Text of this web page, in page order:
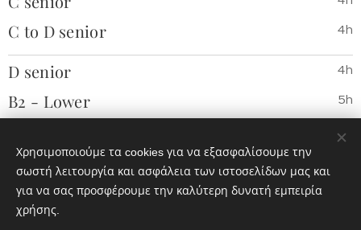
C to D senior
4h
D senior
B2 - Lower
4h
5h
C2 - Proficiency
Τμήματα Ενηλίκων (Αρχαρίων &
Προχωρημένων)
5h
Χρησιμοποιούμε τα cookies για να εξασφαλίσουμε την
σωστή λειτουργία και ασφάλεια των ιστοσελίδων μας και
για να σας προσφέρουμε την καλύτερη δυνατή εμπειρία
χρήσης.